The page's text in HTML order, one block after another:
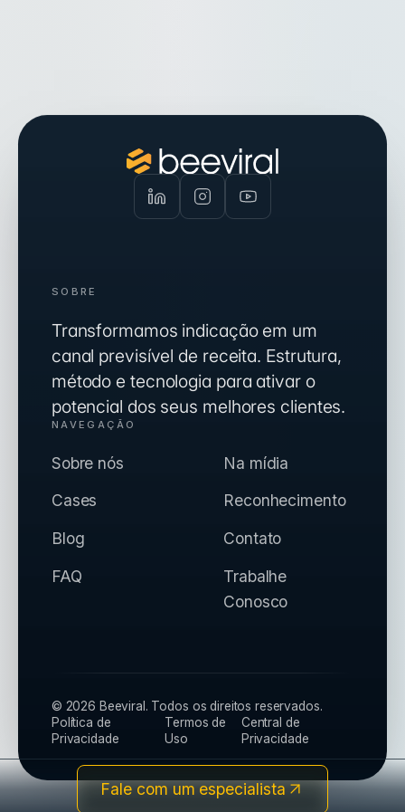
SOBRE
Transformamos indicação em um
canal previsível de receita. Estrutura,
método e tecnologia para ativar o
potencial dos seus melhores clientes.
NAVEGAÇÃO
Sobre nós
Na mídia
Cases
Reconhecimento
Blog
Contato
FAQ
Trabalhe
Conosco
© 2026 Beeviral. Todos os direitos reservados.
Política de
Privacidade
Termos de
Uso
Central de
Privacidade
Fale com um especialista